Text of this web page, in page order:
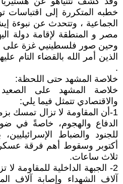
خطبه المتكررة إلى اقتباسات
الجماعية ، وتتحدث عن نبوءة
مصر و المنطقة لإقامة دولة
وحين صور فلسطينيي غزة على
الذين أمر الله بالقضاء التام
.
خلاصة المشهد حتى اللحظة:
خلاصة المشهد على
والاقتصادي تتمثل فيما يلي:
1-أن المقاومة لا تزال تمسك
الدفاع والهجوم، خاصةً في ضوء
للجنود والضباط
أكتوبر وسقوط أهم فرقة
ثلاث ساعات.
2- الجبهة الداخلية للمقاومة
آلاف الشهداء وإصابة آلاف